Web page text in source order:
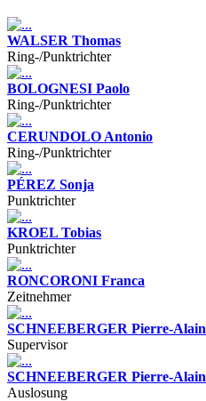
WALSER Thomas
Ring-/Punktrichter
BOLOGNESI Paolo
Ring-/Punktrichter
CERUNDOLO Antonio
Ring-/Punktrichter
PÉREZ Sonja
Punktrichter
KROEL Tobias
Punktrichter
RONCORONI Franca
Zeitnehmer
SCHNEEBERGER Pierre-Alain
Supervisor
SCHNEEBERGER Pierre-Alain
Auslosung